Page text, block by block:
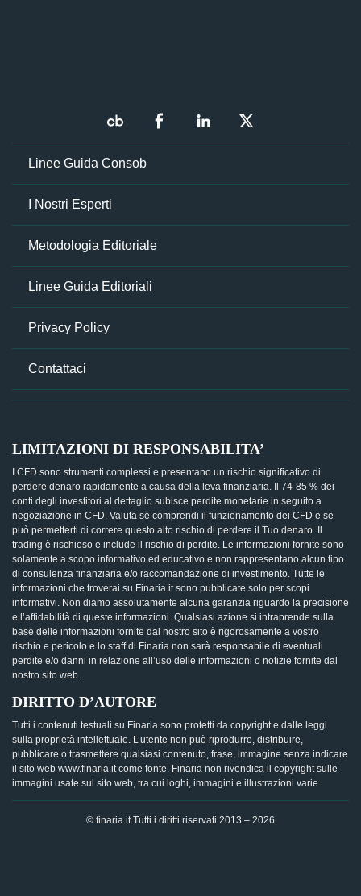
Linee Guida Consob
I Nostri Esperti
Metodologia Editoriale
Linee Guida Editoriali
Privacy Policy
Contattaci
LIMITAZIONI DI RESPONSABILITA’
I CFD sono strumenti complessi e presentano un rischio significativo di
perdere denaro rapidamente a causa della leva finanziaria. Il 74-85 % dei
conti degli investitori al dettaglio subisce perdite monetarie in seguito a
negoziazione in CFD. Valuta se comprendi il funzionamento dei CFD e se
può permetterti di correre questo alto rischio di perdere il Tuo denaro. Il
trading è rischioso e include il rischio di perdite. Le informazioni fornite sono
solamente a scopo informativo ed educativo e non rappresentano alcun tipo
di consulenza finanziaria e/o raccomandazione di investimento. Tutte le
informazioni che troverai su Finaria.it sono pubblicate solo per scopi
informativi. Non diamo assolutamente alcuna garanzia riguardo la precisione
e l’affidabilità di queste informazioni. Qualsiasi azione si intraprende sulla
base delle informazioni fornite dal nostro sito è rigorosamente a vostro
rischio e pericolo e lo staff di Finaria non sarà responsabile di eventuali
perdite e/o danni in relazione all’uso delle informazioni o notizie fornite dal
nostro sito web.
DIRITTO D’AUTORE
Tutti i contenuti testuali su Finaria sono protetti da copyright e dalle leggi
sulla proprietà intellettuale. L’utente non può riprodurre, distribuire,
pubblicare o trasmettere qualsiasi contenuto, frase, immagine senza indicare
il sito web www.finaria.it come fonte. Finaria non rivendica il copyright sulle
immagini usate sul sito web, tra cui loghi, immagini e illustrazioni varie.
© finaria.it Tutti i diritti riservati 2013 – 2026